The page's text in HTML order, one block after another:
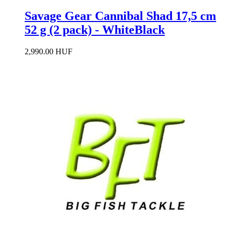
Savage Gear Cannibal Shad 17,5 cm
52 g (2 pack) - WhiteBlack
2,990.00 HUF